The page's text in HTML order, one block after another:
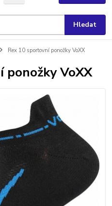
Hledat
Rex 10 sportovní ponožky VoXX
ponožky VoXX